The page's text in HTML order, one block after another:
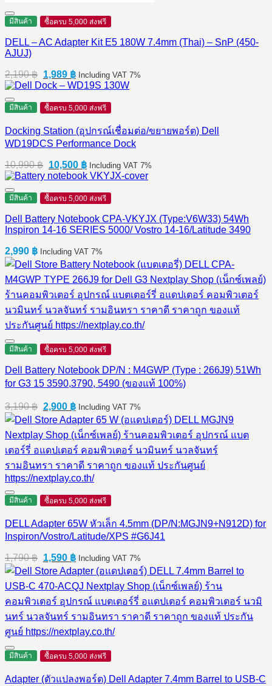
มีสินค้า ซื้อครบ 5,000 ส่งฟรี
DELL – AC Adapter Kit E5 180W 7.4mm (Thai) – SnP (450-
AJUJ)
2,190฿ Original
price
2,190 ฿.
1,989 ฿Current
price
1,989 ฿.
Including VAT 7%
มีสินค้า ซื้อครบ 5,000 ส่งฟรี
Docking Station (อุปกรณ์เชื่อมต่อ/ขยายพอร์ต) Dell
WD19DCS Performance Dock
10,990฿ Original
price
10,990 ฿.
10,500 ฿Current
price
10,500 ฿.
Including VAT 7%
มีสินค้า ซื้อครบ 5,000 ส่งฟรี
Dell Battery Notebook CPA-VKYJX (Type:V6W33) 54Wh
Inspiron 14-16 SERIES 5000/ Vostro 14-16/Latitude 3490
2,990 ฿ Including VAT 7%
มีสินค้า ซื้อครบ 5,000 ส่งฟรี
Dell Battery Notebook DP/N : M4GWP (Type : 266J9) 51Wh
for G3 15 3590,3790, 5490 (ของแท้ 100%)
3,190฿ Original
price
was:
3,190 ฿.
2,900 ฿Current
price
is:
2,900 ฿.
Including VAT 7%
มีสินค้า ซื้อครบ 5,000 ส่งฟรี
DELL Adapter 65W หัวเล็ก 4.5mm (DP/N:MGJN9+N912D) for
Inspiron/Vostro/Latitude/XPS #G6J41
1,790฿ Original
price
was:
1,790 ฿.
1,590 ฿Current
price
is:
1,590 ฿.
Including VAT 7%
มีสินค้า ซื้อครบ 5,000 ส่งฟรี
Adapter (ตัวแปลงพอร์ต) Dell Adapter 7.4mm Barrel to USB-C